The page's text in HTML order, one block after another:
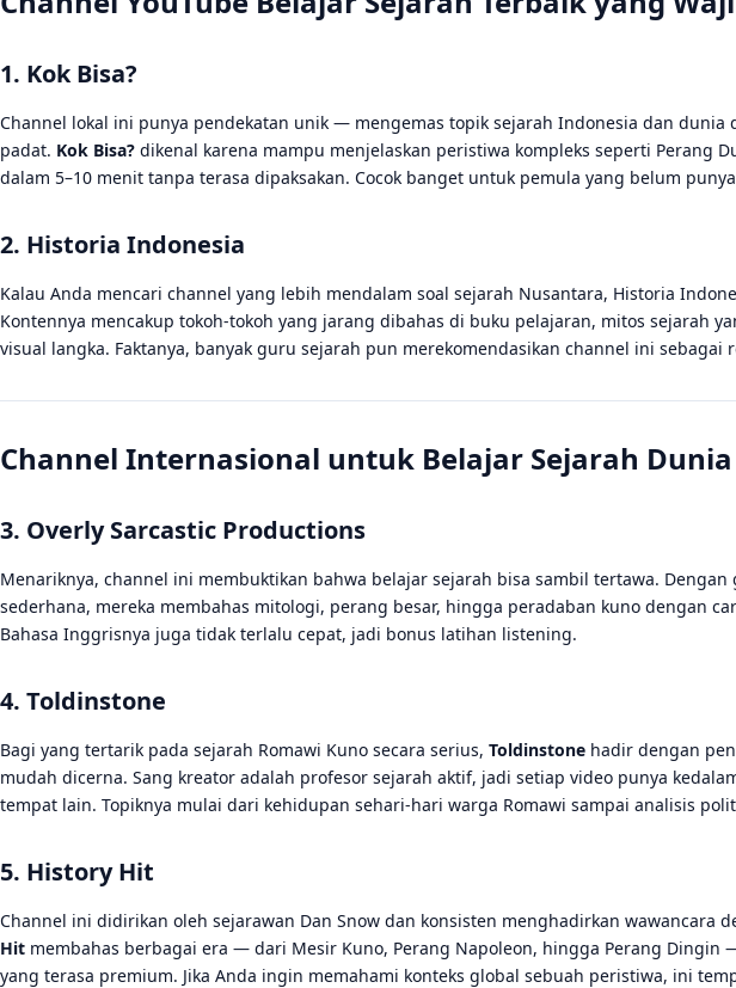
1. Kok Bisa?
Channel lokal ini punya pendekatan unik — mengemas topik sejarah Indonesia dan dunia
padat. Kok Bisa? dikenal karena mampu menjelaskan peristiwa kompleks seperti Perang
dalam 5–10 menit tanpa terasa dipaksakan. Cocok banget untuk pemula yang belum
2. Historia Indonesia
Kalau Anda mencari channel yang lebih mendalam soal sejarah Nusantara, Historia
Kontennya mencakup tokoh-tokoh yang jarang dibahas di buku pelajaran, mitos sejarah
visual langka. Faktanya, banyak guru sejarah pun merekomendasikan channel ini sebagai
Channel Internasional untuk Belajar Sejarah
3. Overly Sarcastic Productions
Menariknya, channel ini membuktikan bahwa belajar sejarah bisa sambil tertawa. Dengan
sederhana, mereka membahas mitologi, perang besar, hingga peradaban kuno dengan
Bahasa Inggrisnya juga tidak terlalu cepat, jadi bonus latihan listening.
4. Toldinstone
Bagi yang tertarik pada sejarah Romawi Kuno secara serius, Toldinstone hadir dengan
mudah dicerna. Sang kreator adalah profesor sejarah aktif, jadi setiap video punya
tempat lain. Topiknya mulai dari kehidupan sehari-hari warga Romawi sampai analisis
5. History Hit
Channel ini didirikan oleh sejarawan Dan Snow dan konsisten menghadirkan wawancara
Hit membahas berbagai era — dari Mesir Kuno, Perang Napoleon, hingga Perang
yang terasa premium. Jika Anda ingin memahami konteks global sebuah peristiwa, ini